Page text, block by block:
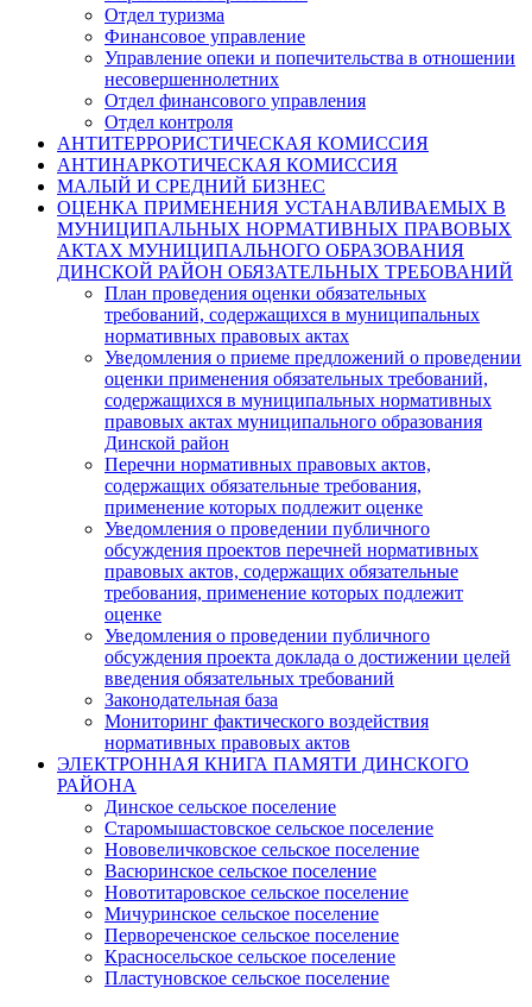
Отдел туризма
Финансовое управление
Управление опеки и попечительства в отношении
несовершеннолетних
Отдел финансового управления
Отдел контроля
АНТИТЕРРОРИСТИЧЕСКАЯ КОМИССИЯ
АНТИНАРКОТИЧЕСКАЯ КОМИССИЯ
МАЛЫЙ И СРЕДНИЙ БИЗНЕС
ОЦЕНКА ПРИМЕНЕНИЯ УСТАНАВЛИВАЕМЫХ В
МУНИЦИПАЛЬНЫХ НОРМАТИВНЫХ ПРАВОВЫХ
АКТАХ МУНИЦИПАЛЬНОГО ОБРАЗОВАНИЯ
ДИНСКОЙ РАЙОН ОБЯЗАТЕЛЬНЫХ ТРЕБОВАНИЙ
План проведения оценки обязательных
требований, содержащихся в муниципальных
нормативных правовых актах
Уведомления о приеме предложений о проведении
оценки применения обязательных требований,
содержащихся в муниципальных нормативных
правовых актах муниципального образования
Динской район
Перечни нормативных правовых актов,
содержащих обязательные требования,
применение которых подлежит оценке
Уведомления о проведении публичного
обсуждения проектов перечней нормативных
правовых актов, содержащих обязательные
требования, применение которых подлежит
оценке
Уведомления о проведении публичного
обсуждения проекта доклада о достижении целей
введения обязательных требований
Законодательная база
Мониторинг фактического воздействия
нормативных правовых актов
ЭЛЕКТРОННАЯ КНИГА ПАМЯТИ ДИНСКОГО
РАЙОНА
Динское сельское поселение
Старомышастовское сельское поселение
Нововеличковское сельское поселение
Васюринское сельское поселение
Новотитаровское сельское поселение
Мичуринское сельское поселение
Первореченское сельское поселение
Красносельское сельское поселение
Пластуновское сельское поселение